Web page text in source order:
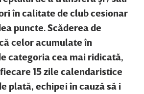
în calitate de club cesionar
puncte. Scăderea de
celor acumulate în
categoria cea mai ridicată,
15 zile calendaristice
plată, echipei în cauză să i